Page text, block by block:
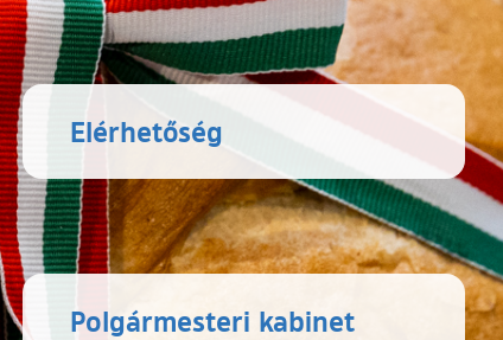
Elérhetőség
Polgármesteri kabinet